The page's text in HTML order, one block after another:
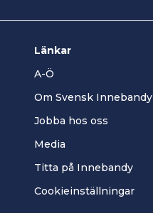
Länkar
A-Ö
Om Svensk Innebandy
Jobba hos oss
Media
Titta på Innebandy
Cookieinställningar